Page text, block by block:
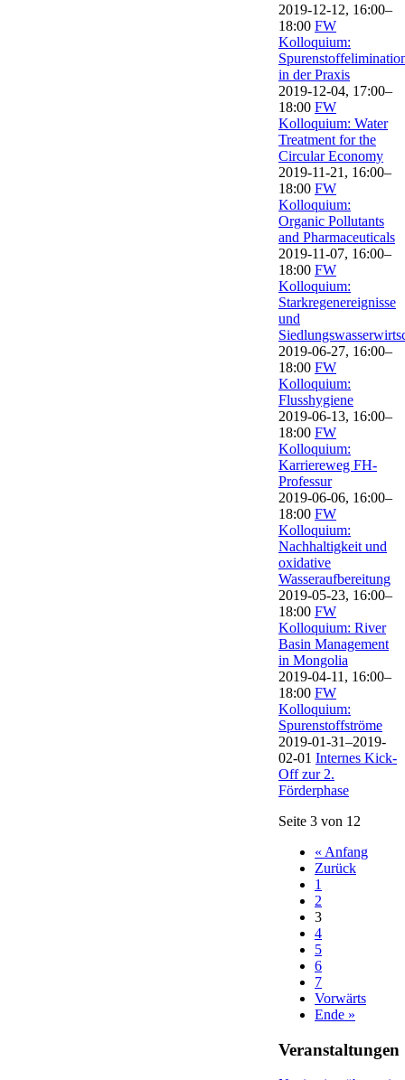
2019-12-12, 16:00–
18:00 FW
Kolloquium:
in der Praxis
2019-12-04, 17:00–
18:00 FW
Kolloquium: Water
Treatment for the
Circular Economy
2019-11-21, 16:00–
18:00 FW
Kolloquium:
Organic Pollutants
and Pharmaceuticals
2019-11-07, 16:00–
18:00 FW
Kolloquium:
Starkregenereignisse
und
2019-06-27, 16:00–
18:00 FW
Kolloquium:
Flusshygiene
2019-06-13, 16:00–
18:00 FW
Kolloquium:
Karriereweg FH-
Professur
2019-06-06, 16:00–
18:00 FW
Kolloquium:
Nachhaltigkeit und
oxidative
Wasseraufbereitung
2019-05-23, 16:00–
18:00 FW
Kolloquium: River
Basin Management
in Mongolia
2019-04-11, 16:00–
18:00 FW
Kolloquium:
Spurenstoffströme
2019-01-31–2019-
02-01 Internes Kick-
Off zur 2.
Förderphase
Seite 3 von 12
« Anfang
Zurück
1
2
3
4
5
6
7
Vorwärts
Ende »